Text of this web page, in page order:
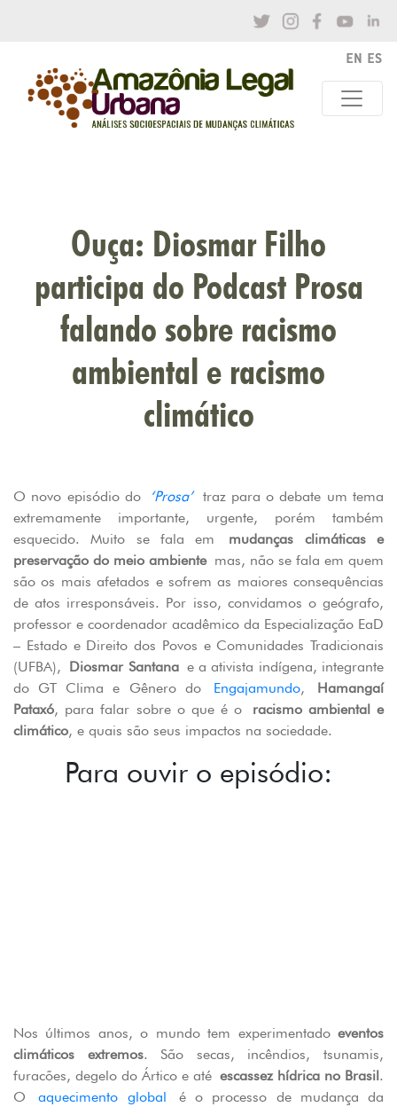
Ouça: Diosmar Filho
participa do Podcast Prosa
falando sobre racismo
ambiental e racismo
climático
O novo episódio do ‘Prosa’traz para o debate um tema
extremamente importante, urgente, porém também
esquecido. Muito se fala em mudanças climáticas e
preservação do meio ambientemas, não se fala em quem
são os mais afetados e sofrem as maiores consequências
de atos irresponsáveis. Por isso, convidamos o geógrafo,
professor e coordenador acadêmico da Especialização EaD
– Estado e Direito dos Povos e Comunidades Tradicionais
(UFBA), Diosmar Santanae a ativista indígena, integrante
do GT Clima e Gênero do Engajamundo, Hamangaí
Pataxó, para falar sobre o que é o racismo ambiental e
climático, e quais são seus impactos na sociedade.
Para ouvir o episódio:
Nos últimos anos, o mundo tem experimentado eventos
climáticos extremos. São secas, incêndios, tsunamis,
furacões, degelo do Ártico e até escassez hídrica no Brasil.
Oaquecimento global é o processo de mudança da